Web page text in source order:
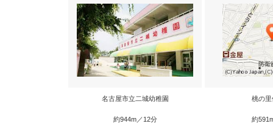
名古屋市立二城幼稚園
約944m／12分
桃の里
約